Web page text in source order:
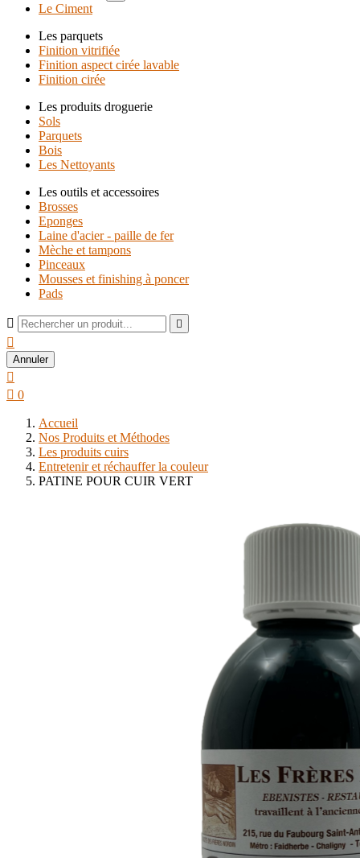
Le Ciment
Les parquets
Finition vitrifiée
Finition aspect cirée lavable
Finition cirée
Les produits droguerie
Sols
Parquets
Bois
Les Nettoyants
Les outils et accessoires
Brosses
Eponges
Laine d'acier - paille de fer
Mèche et tampons
Pinceaux
Mousses et finishing à poncer
Pads
 

Annuler

 0
Accueil
Nos Produits et Méthodes
Les produits cuirs
Entretenir et réchauffer la couleur
PATINE POUR CUIR VERT